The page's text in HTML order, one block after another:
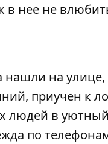
в нее не
нашли на
приучен к
людей в уютный
по